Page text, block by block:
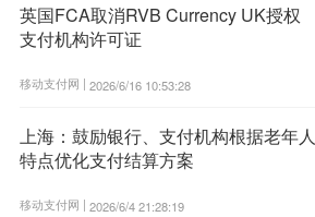
英国FCA取消RVB Currency UK授权
支付机构许可证
移动支付网 | 2026/6/16 10:53:28
上海：鼓励银行、支付机构根据老年人
特点优化支付结算方案
移动支付网 | 2026/6/4 21:28:19